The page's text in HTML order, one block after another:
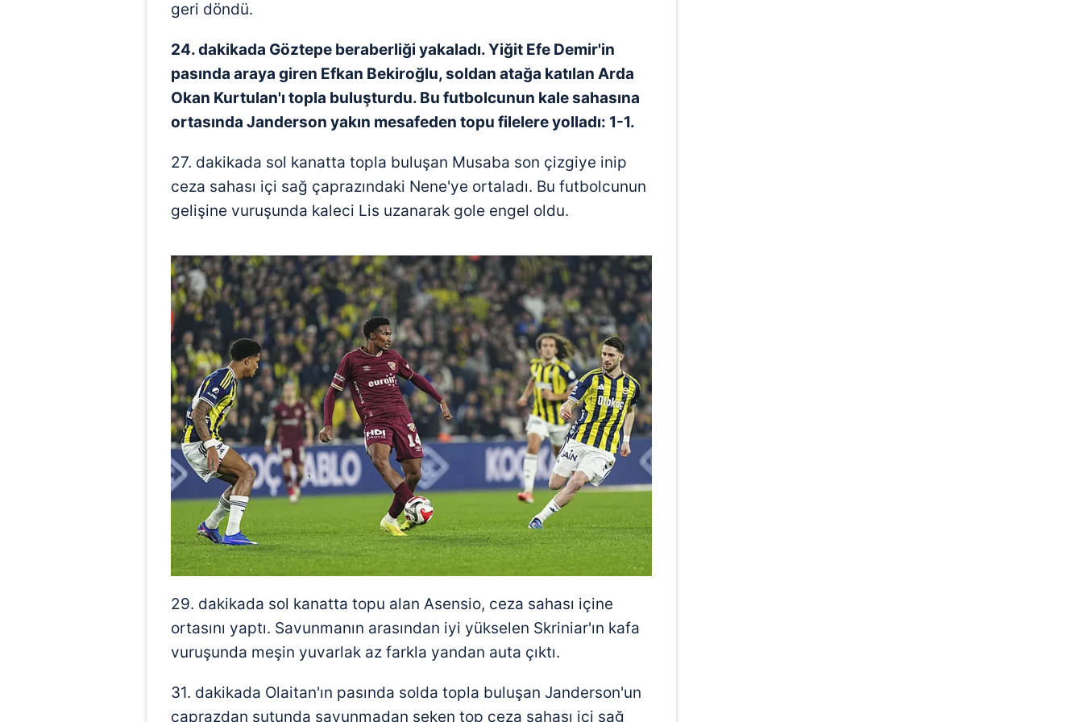
mevzuata uygun olarak kullanılan çerezlerle ilgili bilgi almak için lütfen
geri döndü.
24. dakikada Göztepe beraberliği yakaladı. Yiğit Efe Demir'in
pasında araya giren Efkan Bekiroğlu, soldan atağa katılan Arda
Okan Kurtulan'ı topla buluşturdu. Bu futbolcunun kale sahasına
ortasında Janderson yakın mesafeden topu filelere yolladı: 1-1.
27. dakikada sol kanatta topla buluşan Musaba son çizgiye inip
ceza sahası içi sağ çaprazındaki Nene'ye ortaladı. Bu futbolcunun
gelişine vuruşunda kaleci Lis uzanarak gole engel oldu.
29. dakikada sol kanatta topu alan Asensio, ceza sahası içine
ortasını yaptı. Savunmanın arasından iyi yükselen Skriniar'ın kafa
vuruşunda meşin yuvarlak az farkla yandan auta çıktı.
31. dakikada Olaitan'ın pasında solda topla buluşan Janderson'un
çaprazdan şutunda savunmadan seken top ceza sahası içi sağ